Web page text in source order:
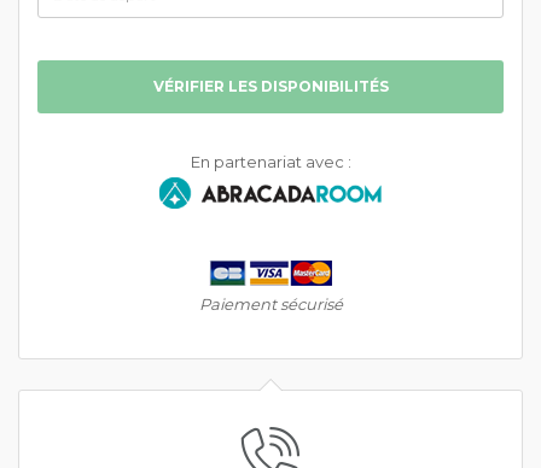
VÉRIFIER LES DISPONIBILITÉS
En partenariat avec :
Paiement sécurisé